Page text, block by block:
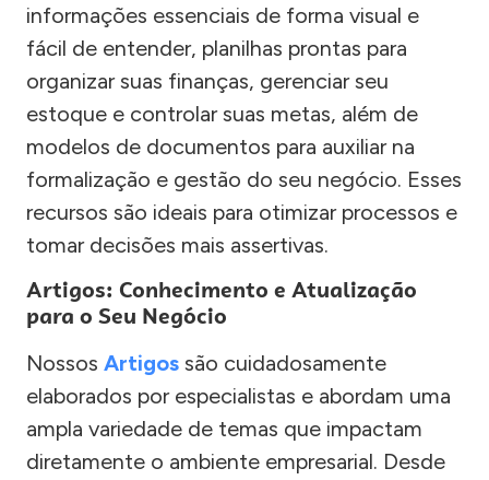
informações essenciais de forma visual e
fácil de entender, planilhas prontas para
organizar suas finanças, gerenciar seu
estoque e controlar suas metas, além de
modelos de documentos para auxiliar na
formalização e gestão do seu negócio. Esses
recursos são ideais para otimizar processos e
tomar decisões mais assertivas.
Artigos: Conhecimento e Atualização
para o Seu Negócio
Nossos Artigos são cuidadosamente
elaborados por especialistas e abordam uma
ampla variedade de temas que impactam
diretamente o ambiente empresarial. Desde